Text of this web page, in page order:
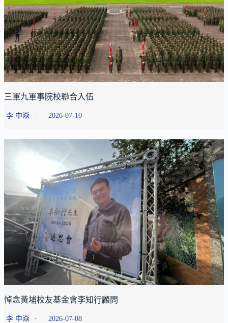
三軍九軍事院校聯合入伍
李 中焱 2026-07-10
悼念黃埔校友基金會李知行顧問
李 中焱 2026-07-08